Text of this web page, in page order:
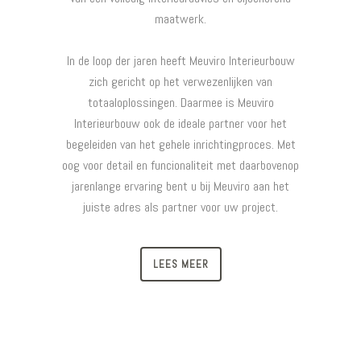
maatwerk.
In de loop der jaren heeft Meuviro Interieurbouw
zich gericht op het verwezenlijken van
totaaloplossingen. Daarmee is Meuviro
Interieurbouw ook de ideale partner voor het
begeleiden van het gehele inrichtingproces. Met
oog voor detail en funcionaliteit met daarbovenop
jarenlange ervaring bent u bij Meuviro aan het
juiste adres als partner voor uw project.
LEES MEER